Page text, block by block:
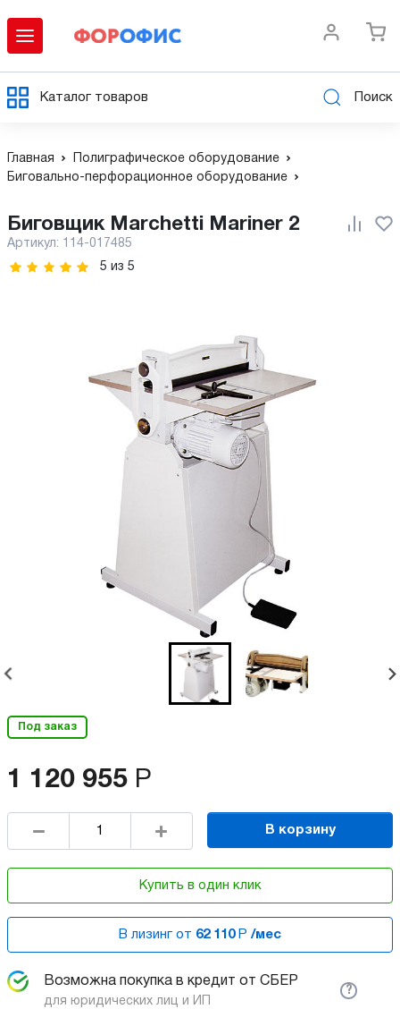
Каталог товаров Поиск
Главная
Полиграфическое оборудование
Биговально-перфорационное оборудование
Биговщик Marchetti Mariner 2
Артикул: 114-017485
5 из 5
Под заказ
1 120 955 Р
В корзину
Купить в один клик
В лизинг от 62 110 Р /мес
Возможна покупка в кредит от СБЕР
для юридических лиц и ИП
?